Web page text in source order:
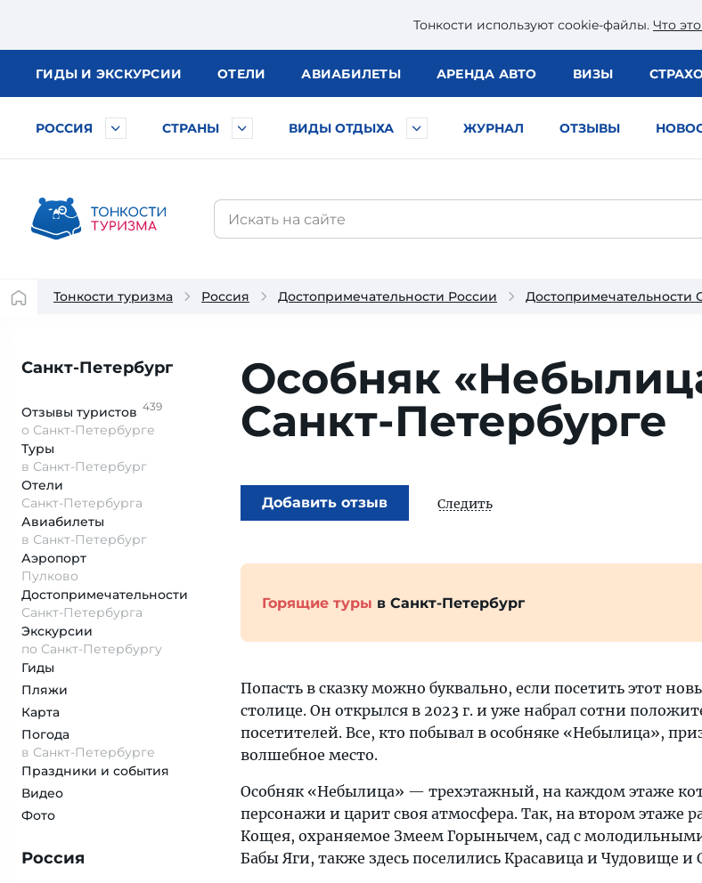
Тонкости используют сookie-файлы. Что
ГИДЫ И ЭКСКУРСИИ ОТЕЛИ АВИАБИЛЕТЫ АРЕНДА АВТО ВИЗЫ
РОССИЯ СТРАНЫ ВИДЫ ОТДЫХА ЖУРНАЛ ОТЗЫВЫ
Тонкости туризма Россия Достопримечательности России Достопримечательности
Санкт-Петербург
Отзывы туристов 439
о Санкт-Петербурге
Туры
в Санкт-Петербург
Отели
Санкт-Петербурга
Авиабилеты
в Санкт-Петербург
Аэропорт
Пулково
Достопримеча­тельности
Санкт-Петербурга
Экскурсии
по Санкт-Петербургу
Гиды
Пляжи
Карта
Погода
в Санкт-Петербурге
Праздники и события
Видео
Фото
Россия
Особняк
Санкт-Петербурге
Добавить отзыв Следить
Горящие туры в Санкт-Петербург
Попасть в сказку можно буквально, если посетить этот
столице. Он открылся в 2023 г. и уже набрал сотни
посетителей. Все, кто побывал в особняке «Небылица»,
волшебное место.
Особняк «Небылица» — трехэтажный, на каждом этаже
персонажи и царит своя атмосфера. Так, на втором этаже
Кощея, охраняемое Змеем Горынычем, сад с
Бабы Яги, также здесь поселились Красавица и Чудовище и